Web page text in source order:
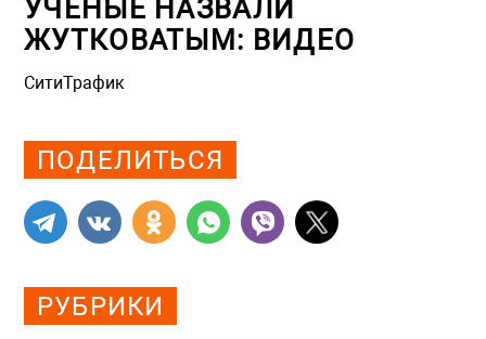
УЧЕНЫЕ НАЗВАЛИ
ЖУТКОВАТЫМ: ВИДЕО
СитиТрафик
ПОДЕЛИТЬСЯ
РУБРИКИ